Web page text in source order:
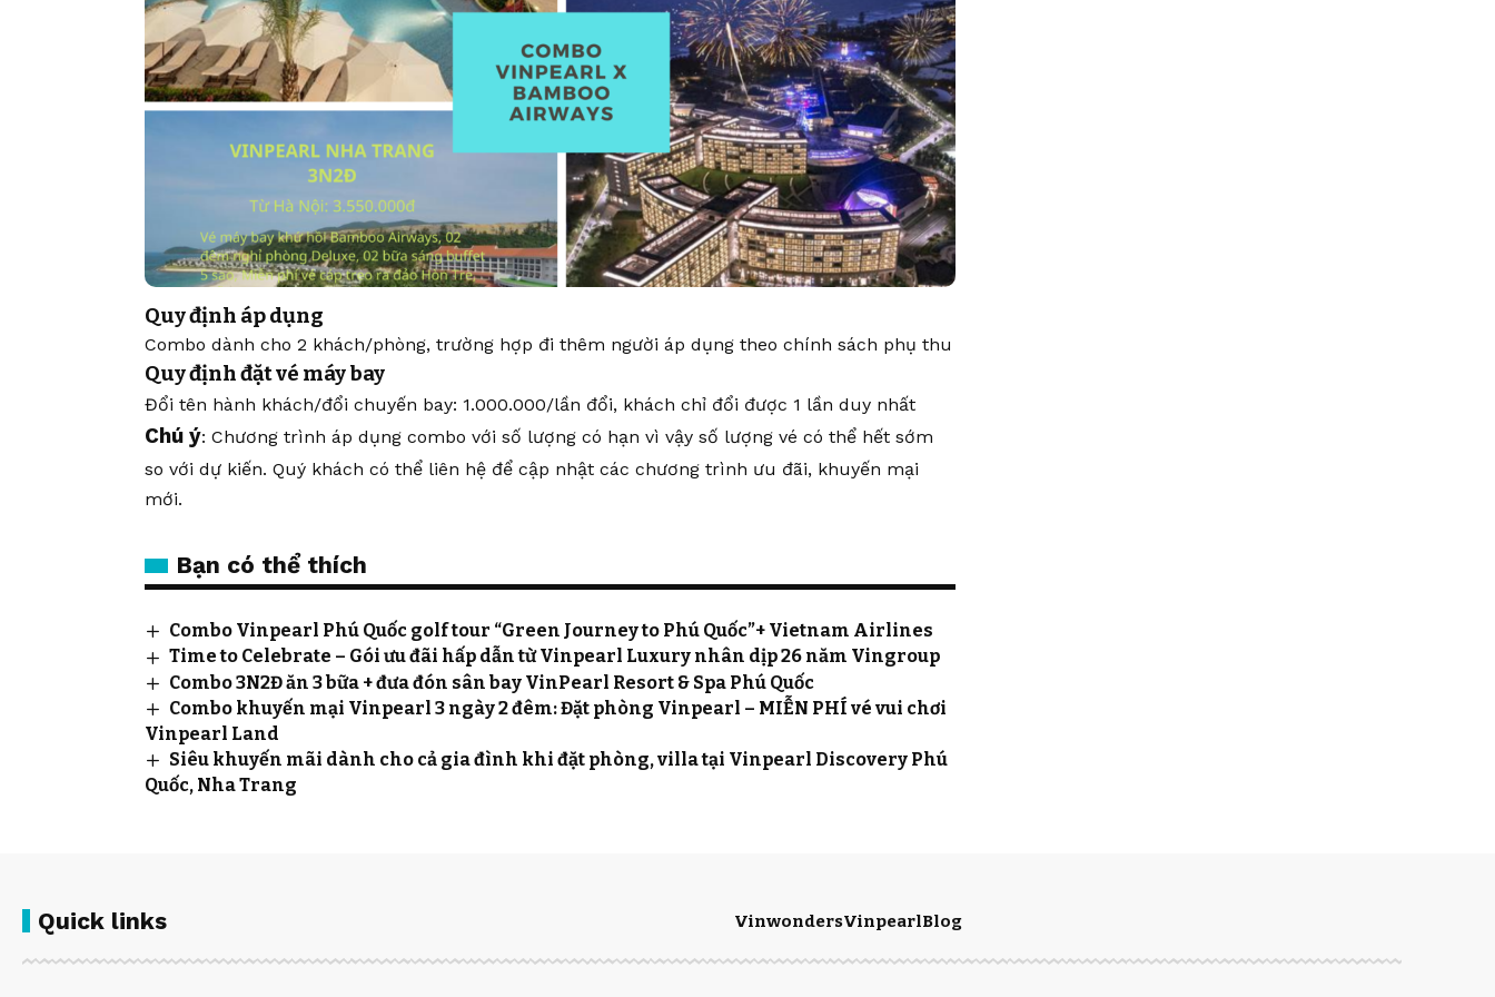
Quy định áp dụng
Combo dành cho 2 khách/phòng, trường hợp đi thêm người áp dụng theo chính sách phụ thu
Quy định đặt vé máy bay
Đổi tên hành khách/đổi chuyến bay: 1.000.000/lần đổi, khách chỉ đổi được 1 lần duy nhất
Chú ý: Chương trình áp dụng combo với số lượng có hạn vì vậy số lượng vé có thể hết sớm
so với dự kiến. Quý khách có thể liên hệ để cập nhật các chương trình ưu đãi, khuyến mại
mới.
Bạn có thể thích
Combo Vinpearl Phú Quốc golf tour “Green Journey to Phú Quốc”+ Vietnam Airlines
Time to Celebrate – Gói ưu đãi hấp dẫn từ Vinpearl Luxury nhân dịp 26 năm Vingroup
Combo 3N2Đ ăn 3 bữa + đưa đón sân bay VinPearl Resort & Spa Phú Quốc
Combo khuyến mại Vinpearl 3 ngày 2 đêm: Đặt phòng Vinpearl – MIỄN PHÍ vé vui chơi
Vinpearl Land
Siêu khuyến mãi dành cho cả gia đình khi đặt phòng, villa tại Vinpearl Discovery Phú
Quốc, Nha Trang
Quick links VinwondersVinpearlBlog